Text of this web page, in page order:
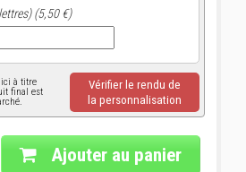
(5,50 €)
ici à titre
final est
Vérifier le rendu de
la personnalisation
Ajouter au panier